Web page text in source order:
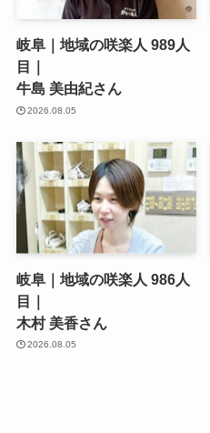
岐阜｜地域の咲楽人 989人
目｜
牛島 美由紀さん
2026.08.05
岐阜｜地域の咲楽人 986人
目｜
木村 美香さん
2026.08.05